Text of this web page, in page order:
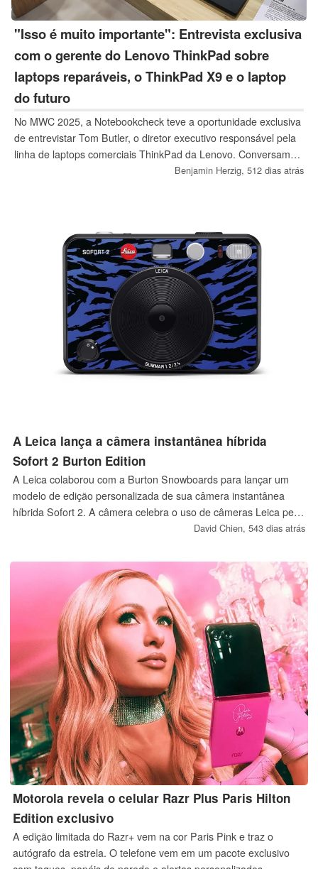
"Isso é muito importante": Entrevista exclusiva
com o gerente do Lenovo ThinkPad sobre
laptops reparáveis, o ThinkPad X9 e o laptop
do futuro
No MWC 2025, a Notebookcheck teve a oportunidade exclusiva
de entrevistar Tom Butler, o diretor executivo responsável pela
linha de laptops comerciais ThinkPad da Lenovo. Conversamos
com ele sobre o ThinkPad TrackPoint e o novo ThinkPad X9,
Benjamin Herzig, 512 dias atrás
A Leica lança a câmera instantânea híbrida
Sofort 2 Burton Edition
A Leica colaborou com a Burton Snowboards para lançar um
modelo de edição personalizada de sua câmera instantânea
híbrida Sofort 2. A câmera celebra o uso de câmeras Leica pelo
fundador Jake Burton para capturar sua vida, bem como o 100º
David Chien, 543 dias atrás
Motorola revela o celular Razr Plus Paris Hilton
Edition exclusivo
A edição limitada do Razr+ vem na cor Paris Pink e traz o
autógrafo da estrela. O telefone vem em um pacote exclusivo